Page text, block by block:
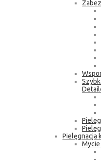
Pielęgnacja
Mycie